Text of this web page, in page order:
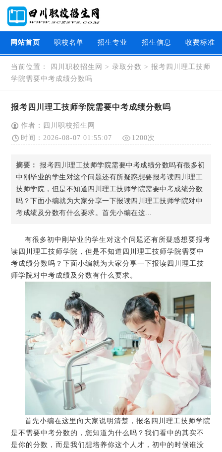
网站首页 职校名单 招生专业 招生信息 收费标准
当前位置： 四川职校招生网 >录取分数 >报考四川理工技师
学院需要中考成绩分数吗
报考四川理工技师学院需要中考成绩分数吗
作者：四川职校招生网
时间：2026-08-07 01:55:07
1200次
摘要：报考四川理工技师学院需要中考成绩分数吗有很多初
中刚毕业的学生对这个问题还有所疑惑想要报考读四川理工
技师学院，但是不知道四川理工技师学院需要中考成绩分数
吗？下面小编就为大家分享一下报读四川理工技师学院对中
考成绩及分数有什么要求。首先小编在这...
有很多初中刚毕业的学生对这个问题还有所疑惑想要报考
读四川理工技师学院，但是不知道四川理工技师学院需要中
考成绩分数吗？下面小编就为大家分享一下报读四川理工技
师学院对中考成绩及分数有什么要求。
首先小编在这里向大家说明清楚，报名四川理工技师学院
是不需要中考分数的，您知道为什么吗？我们看中的其实不
是你的分数，而是我们想培养你这个人才，初中的时候谁没